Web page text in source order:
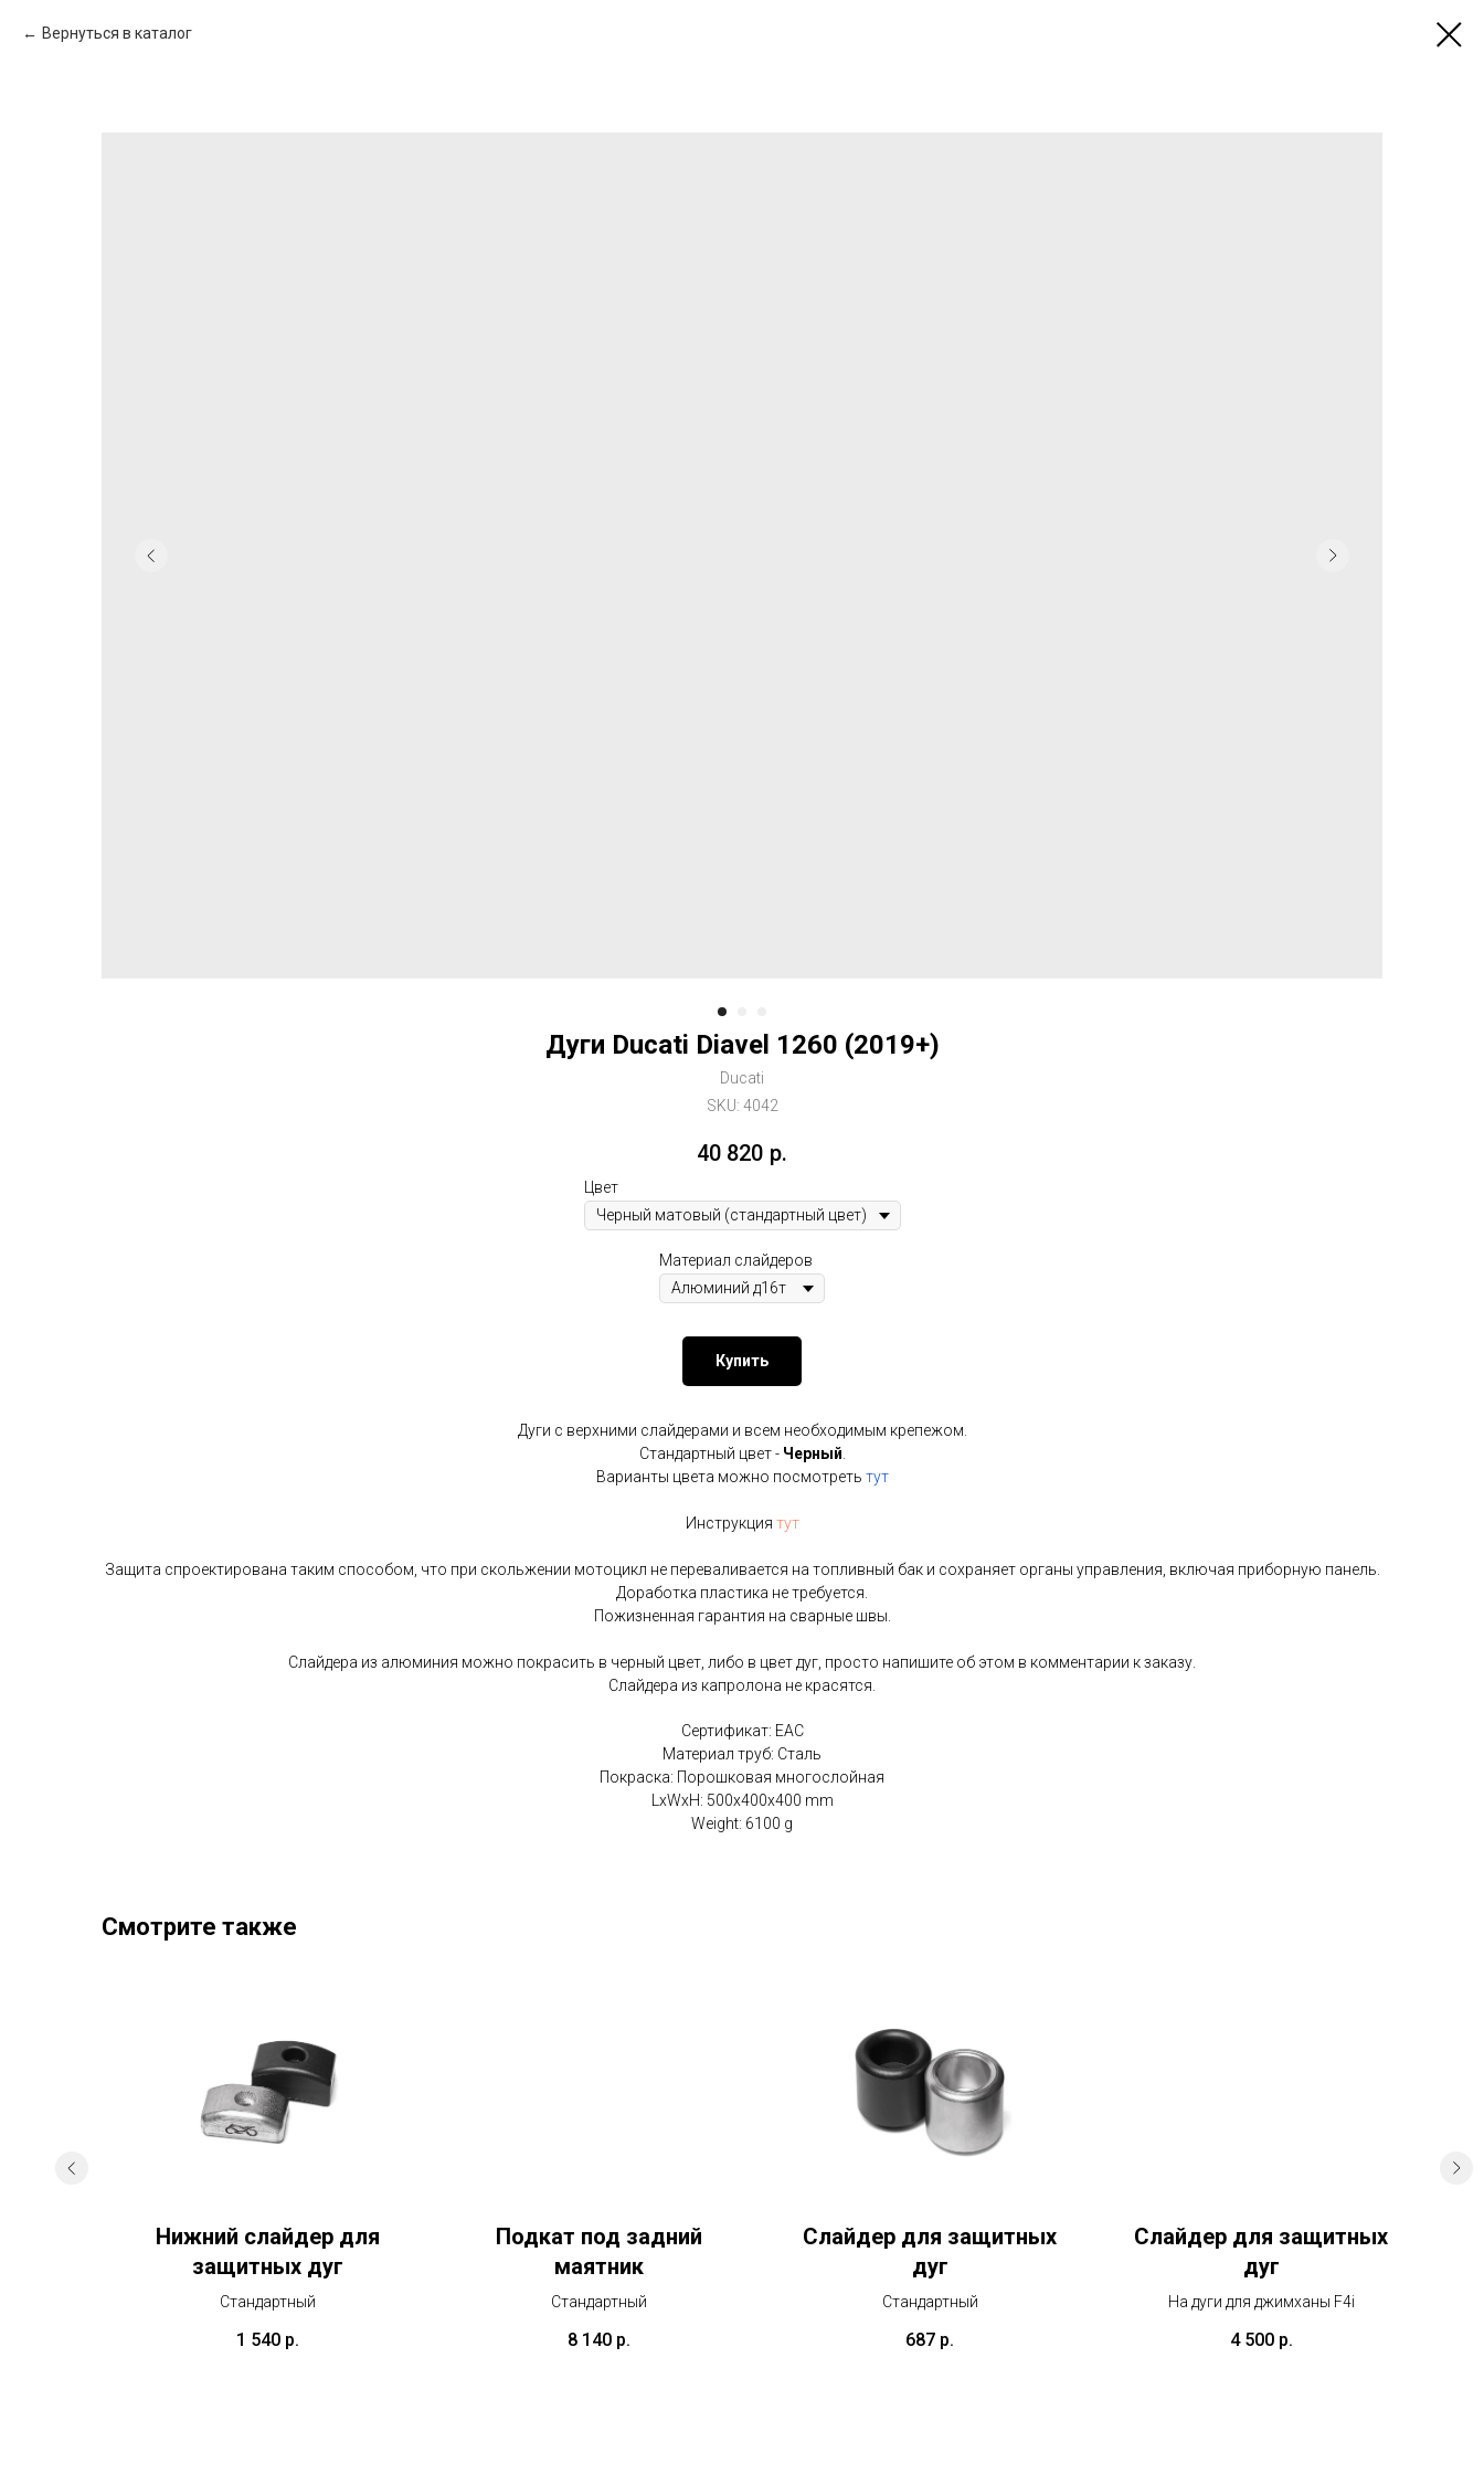
Вернуться в каталог
Дуги Ducati Diavel 1260 (2019+)
Ducati
SKU: 4042
40 820 р.
Цвет
Материал слайдеров
Купить
Дуги с верхними слайдерами и всем необходимым крепежом.
Стандартный цвет - Черный
Варианты цвета можно посмотреть тут
Инструкция тут
Защита спроектирована таким способом, что при скольжении мотоцикл не переваливается на топливный бак и сохраняет органы управления, включая приборную панель.
Доработка пластика не требуется.
Пожизненная гарантия на сварные швы.
Слайдера из алюминия можно покрасить в черный цвет, либо в цвет дуг, просто напишите об этом в комментарии к заказу.
Слайдера из капролона не красятся.
Сертификат: EAC
Материал труб: Сталь
Покраска: Порошковая многослойная
LxWxH: 500x400x400 mm
Weight: 6100 g
Смотрите также
Нижний слайдер для
защитных дуг
Стандартный
1 540 р.
Подкат под задний
маятник
Стандартный
8 140 р.
Слайдер для защитных
дуг
Стандартный
687 р.
Слайдер для защитных
дуг
На дуги для джимханы F4i
4 500 р.